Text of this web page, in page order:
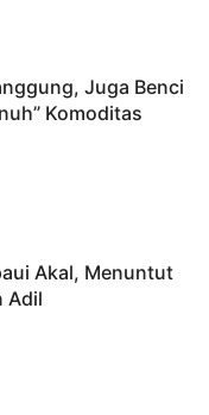
Juga Benci
Komoditas
Akal, Menuntut
Adil